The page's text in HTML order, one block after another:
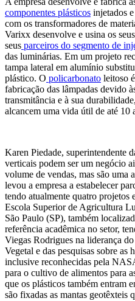
componentes plásticos injetados
com os transformadores de
Varixx desenvolve e usina os
seus parceiros do segmento de
das luminárias. Em um projeto
tampa lateral em alumínio
plástico. O policarbonato leitoso
fabricação das lâmpadas devido
transmitância e à sua
alcancem uma vida útil de até 10
Karen Piedade, superintendente
verticais podem ser um negócio
volume de vendas, mas são uma
levou a empresa a estabelecer
tendo atualmente quatro projetos
Escola Superior de Agricultura
São Paulo (SP), também
referência acadêmica no setor,
Viegas Rodrigues na liderança
Vegetal e das pesquisas sobre as
inclusive reconhecidas pela
para o cultivo de alimentos para
que os plásticos também entram
são fixadas as mantas geotêxteis